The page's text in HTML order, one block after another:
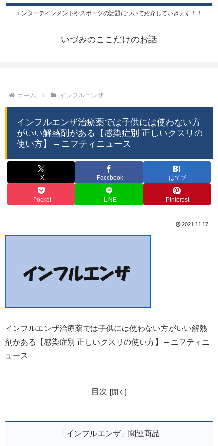
エンターテインメントやスポーツの話題について紹介していきます！！
いづみのここだけのお話
ホーム インフルエンザ
インフルエンザ治療薬では子供には使わない方
がいい解熱剤がある【感染症別 正しいクスリの
使い方】 – ニフティニュース
X Facebook はてブ
Pocket LINE Pinterest
2021.11.17
インフルエンザ治療薬では子供には使わない方がいい解熱
剤がある【感染症別 正しいクスリの使い方】 – ニフティニ
ュース
目次
「インフルエンザ」関連商品